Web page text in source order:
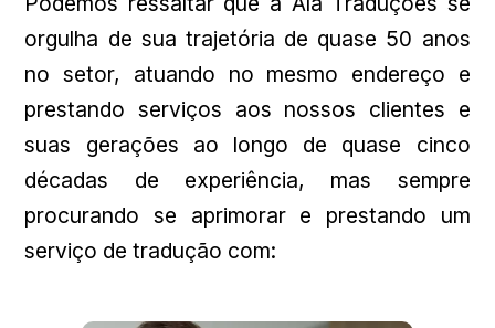
orgulha de sua trajetória de quase 50 anos
no setor, atuando no mesmo endereço e
prestando serviços aos nossos clientes e
suas gerações ao longo de quase cinco
décadas de experiência, mas sempre
procurando se aprimorar e prestando um
serviço de tradução com: